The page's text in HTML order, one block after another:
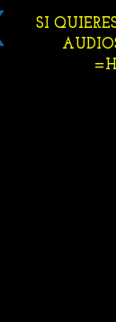
SI